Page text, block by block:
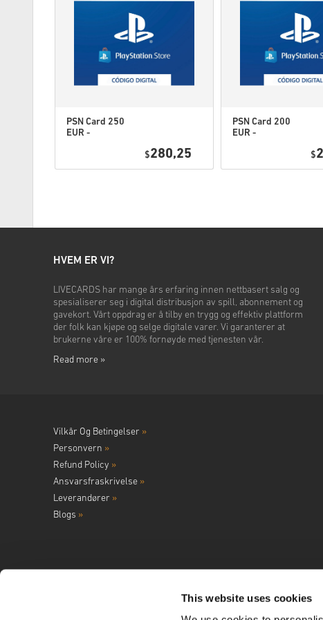
This website uses cookies
PSN Card 250
EUR -
Portugal
$280,25
PSN Card 200
EUR -
Portugal
$
HVEM ER VI?
LIVECARDS har mange års erfaring innen nettbasert salg og
spesialiserer seg i digital distribusjon av spill, abonnement og
gavekort. Vårt oppdrag er å tilby en trygg og effektiv plattform
der folk kan kjøpe og selge digitale varer. Vi garanterer at
brukerne våre er 100% fornøyde med tjenesten vår.
Read more »
Vilkår Og Betingelser »
Personvern »
Refund Policy »
Ansvarsfraskrivelse »
Leverandører »
Blogs »